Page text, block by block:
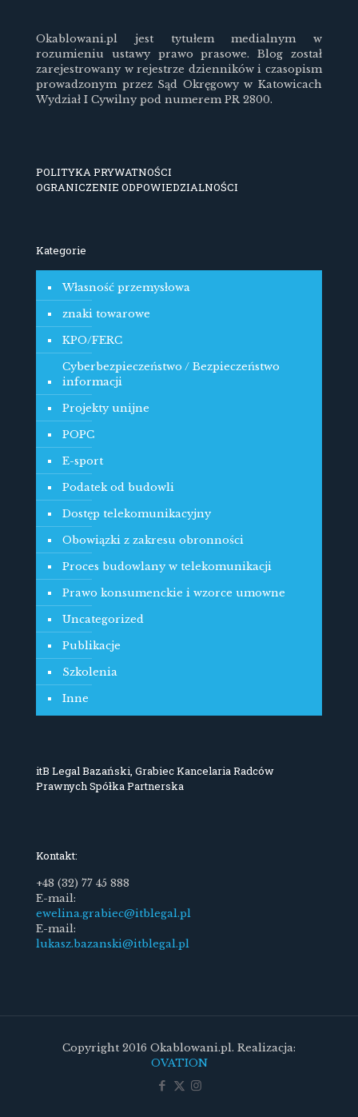
Okablowani.pl jest tytułem medialnym w
rozumieniu ustawy prawo prasowe. Blog został
zarejestrowany w rejestrze dzienników i czasopism
prowadzonym przez Sąd Okręgowy w Katowicach
Wydział I Cywilny pod numerem PR 2800.
POLITYKA PRYWATNOŚCI
OGRANICZENIE ODPOWIEDZIALNOŚCI
Kategorie
Własność przemysłowa
znaki towarowe
KPO/FERC
Cyberbezpieczeństwo / Bezpieczeństwo
informacji
Projekty unijne
POPC
E-sport
Podatek od budowli
Dostęp telekomunikacyjny
Obowiązki z zakresu obronności
Proces budowlany w telekomunikacji
Prawo konsumenckie i wzorce umowne
Uncategorized
Publikacje
Szkolenia
Inne
itB Legal Bazański, Grabiec Kancelaria Radców
Prawnych Spółka Partnerska
Kontakt:
+48 (32) 77 45 888
E-mail:
ewelina.grabiec@itblegal.pl
E-mail:
lukasz.bazanski@itblegal.pl
Copyright 2016 Okablowani.pl. Realizacja:
OVATION